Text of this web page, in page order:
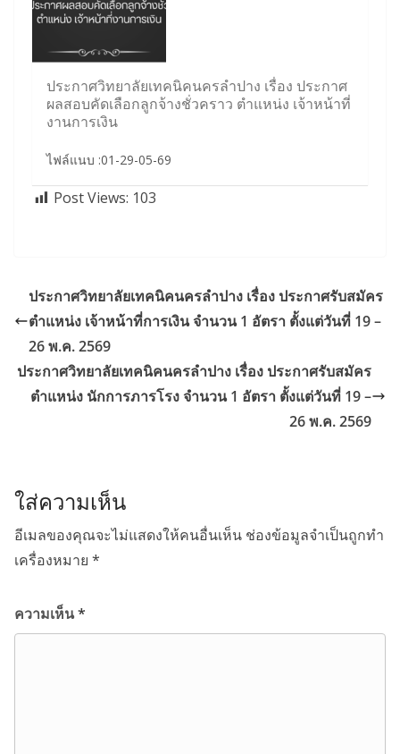
ประกาศวิทยาลัยเทคนิคนครลำปาง เรื่อง ประกาศ
ผลสอบคัดเลือกลูกจ้างชั่วคราว ตำแหน่ง เจ้าหน้าที่
งานการเงิน
ไฟล์แนบ :01-29-05-69
Post Views: 103
ประกาศวิทยาลัยเทคนิคนครลำปาง เรื่อง ประกาศรับสมัคร
ตำแหน่ง เจ้าหน้าที่การเงิน จำนวน 1 อัตรา ตั้งแต่วันที่ 19 –
26 พ.ค. 2569
ประกาศวิทยาลัยเทคนิคนครลำปาง เรื่อง ประกาศรับสมัคร
ตำแหน่ง นักการภารโรง จำนวน 1 อัตรา ตั้งแต่วันที่ 19 –
26 พ.ค. 2569
ใส่ความเห็น
อีเมลของคุณจะไม่แสดงให้คนอื่นเห็น ช่องข้อมูลจำเป็นถูกทำ
เครื่องหมาย *
ความเห็น*